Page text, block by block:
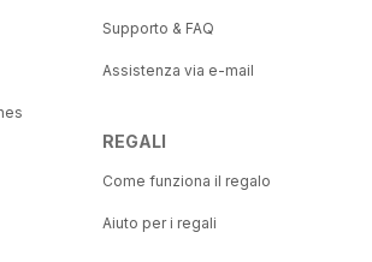
Supporto & FAQ
Assistenza via e-mail
REGALI
Come funziona il regalo
Aiuto per i regali